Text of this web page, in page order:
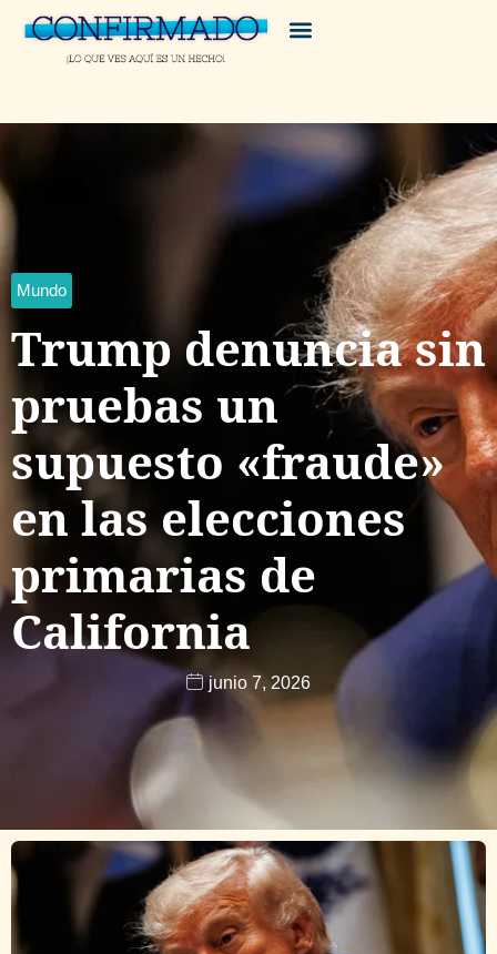
Mundo
Trump denuncia sin
pruebas un
supuesto «fraude»
en las elecciones
primarias de
California
junio 7, 2026